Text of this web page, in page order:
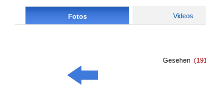
Fotos Videos
Gesehen